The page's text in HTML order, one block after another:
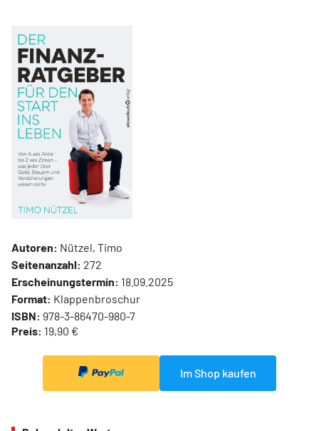
Autoren: Nützel, Timo
Seitenanzahl: 272
Erscheinungstermin: 18.09.2025
Format: Klappenbroschur
ISBN: 978-3-86470-980-7
Preis: 19,90 €
Im Shop kaufen